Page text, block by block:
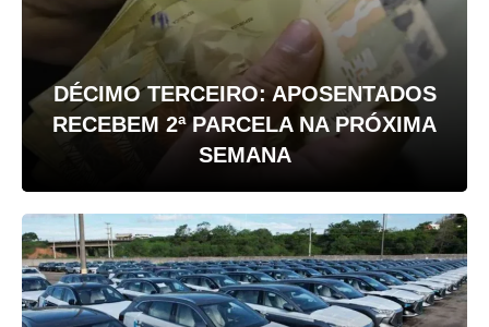
DÉCIMO TERCEIRO: APOSENTADOS
RECEBEM 2ª PARCELA NA PRÓXIMA
SEMANA